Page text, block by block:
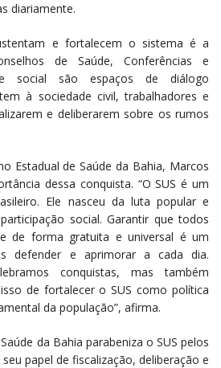
diariamente.
e fortalecem o sistema é a
de Saúde, Conferências e
social são espaços de diálogo
à sociedade civil, trabalhadores e
e deliberarem sobre os rumos
Estadual de Saúde da Bahia, Marcos
dessa conquista. “O SUS é um
Ele nasceu da luta popular e
social. Garantir que todos
de forma gratuita e universal é um
defender e aprimorar a cada dia.
conquistas, mas também
de fortalecer o SUS como política
da população”, afirma.
da Bahia parabeniza o SUS pelos
papel de fiscalização, deliberação e